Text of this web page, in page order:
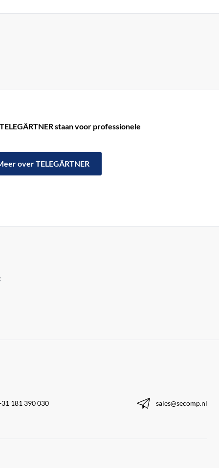
staan ​​voor professionele
over TELEGÄRTNER
181 390 030 sales@secomp.nl